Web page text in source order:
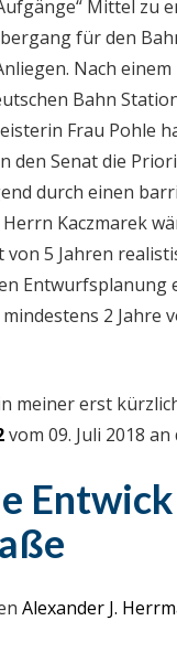
Mittel zu
für den
Nach
Bahn
Frau Pohle
den Senat die
durch einen
Kaczmarek
5 Jahren
Entwurfsplanung
2 Jahre
meiner erst
vom 09. Juli 2018
Alexander J.